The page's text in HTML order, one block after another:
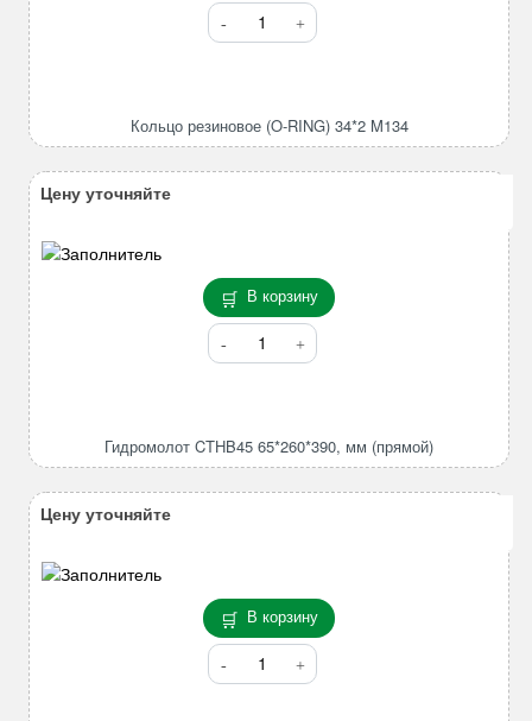
Количество
товара
RING)
Кольцо резиновое (O-RING) 34*2 M134
В корзину
Количество
товара
мм
Гидромолот CTHB45 65*260*390, мм (прямой)
Цену уточняйте
В корзину
Количество
товара
Цену уточняйте